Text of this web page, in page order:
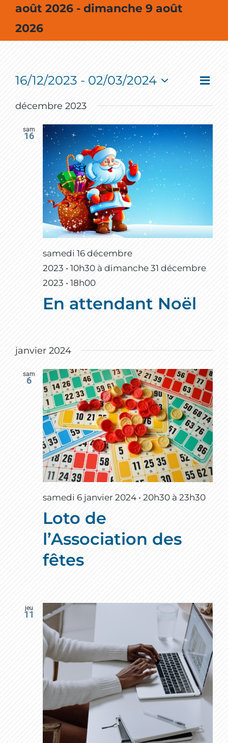
août 2026 - dimanche 9 août
2026
Event
Liste
16/12/2023 - 02/03/2024
Select
date.
décembre 2023
sam
16
samedi 16 décembre
2023 • 10h30 à dimanche 31 décembre
2023 • 18h00
En attendant Noël
janvier 2024
sam
6
samedi 6 janvier 2024 • 20h30 à23h30
Loto de
l’Association des
fêtes
jeu
11